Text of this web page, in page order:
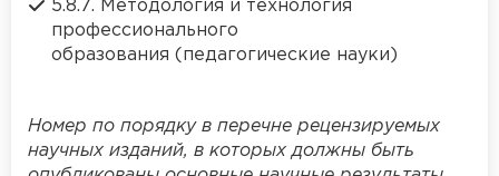
5.8.7. Методология и технология
профессионального
образования (педагогические науки)
Номер по порядку в перечне рецензируемых
научных изданий, в которых должны быть